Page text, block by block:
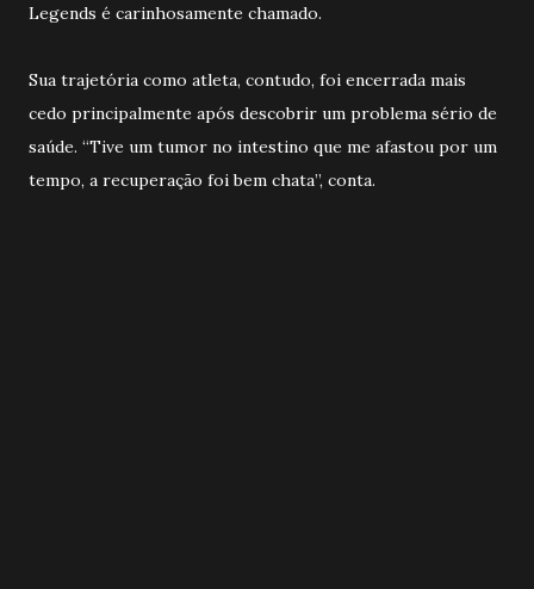
Legends é carinhosamente chamado.
Sua trajetória como atleta, contudo, foi encerrada mais
cedo principalmente após descobrir um problema sério de
saúde. “Tive um tumor no intestino que me afastou por um
tempo, a recuperação foi bem chata”, conta.